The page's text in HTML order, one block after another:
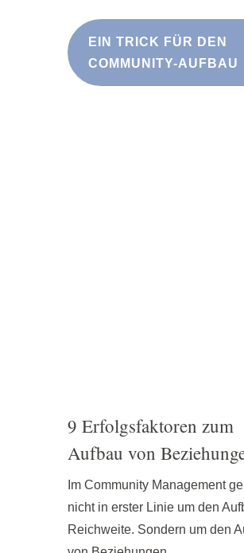
EIN TRICK FÜR DEN
COMMUNITY-AUFBAU
9 Erfolgsfaktoren zum
Aufbau von
Im Community Management
nicht in erster Linie um den
Reichweite. Sondern um den